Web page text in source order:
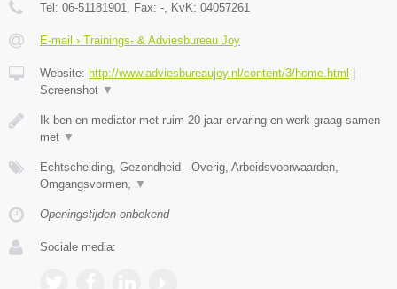
Tel: 06-51181901, Fax: -, KvK: 04057261
E-mail › Trainings- & Adviesbureau Joy
Website: http://www.adviesbureaujoy.nl/content/3/home.html
Screenshot ▼
Ik ben en mediator met ruim 20 jaar ervaring en werk graag samen
met ▼
Echtscheiding, Gezondheid - Overig, Arbeidsvoorwaarden,
Omgangsvormen, ▼
Openingstijden onbekend
Sociale media: